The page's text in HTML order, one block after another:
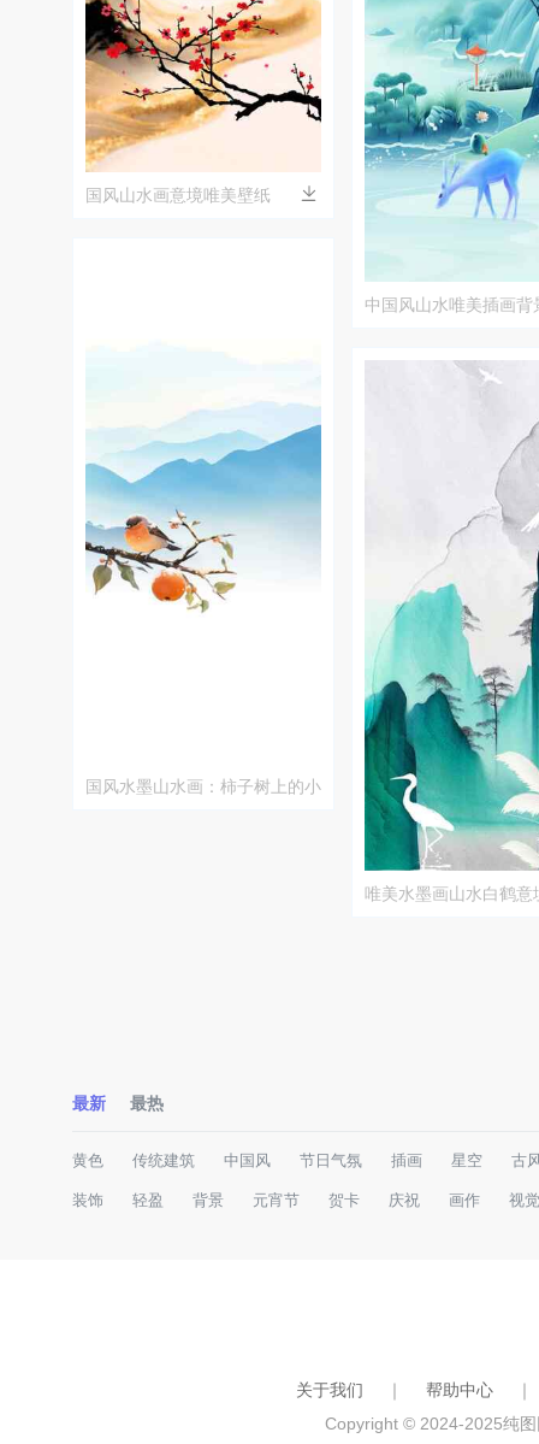
国风山水画意境唯美壁纸
国风水墨山水画：柿子树上的小
中国风山水唯美插画背
唯美水墨画山水白鹤意
最新 最热
黄色 传统建筑 中国风 节日气氛 插画 星空 古
装饰 轻盈 背景 元宵节 贺卡 庆祝 画作 视
关于我们 ｜ 帮助中心
｜
Copyright © 2024-2025纯